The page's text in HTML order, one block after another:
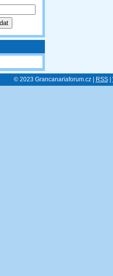
© 2023 Grancanariaforum.cz | RSS|